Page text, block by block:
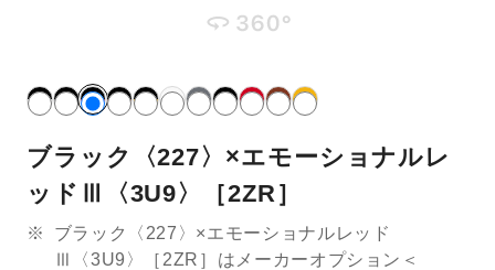
ブラック〈227〉×エモーショナルレ
ッドⅢ〈3U9〉［2ZR］
※
ブラック〈227〉×エモーショナルレッド
Ⅲ〈3U9〉［2ZR］はメーカーオプション＜